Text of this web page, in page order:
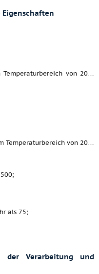
von 20…
Temperaturbereich von 20…
als 75;
der Verarbeitung und